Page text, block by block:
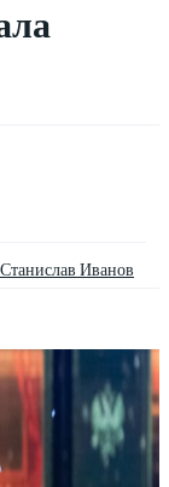
Станислав Иванов